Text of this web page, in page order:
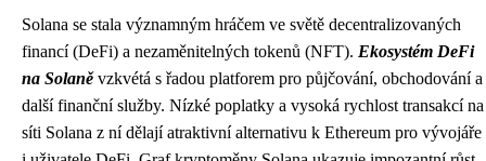
Solana se stala významným hráčem ve světě decentralizovaných
financí (DeFi) a nezaměnitelných tokenů (NFT). Ekosystém DeFi
na Solaněvzkvétá s řadou platforem pro půjčování, obchodování a
další finanční služby. Nízké poplatky a vysoká rychlost transakcí na
síti Solana z ní dělají atraktivní alternativu k Ethereum pro vývojáře